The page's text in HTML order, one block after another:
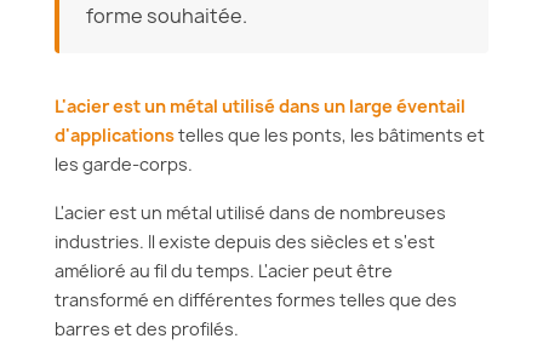
forme souhaitée.
L'acier est un métal utilisé dans un large éventail
d'applicationstelles que les ponts, les bâtiments et
les garde-corps.
L'acier est un métal utilisé dans de nombreuses
industries. Il existe depuis des siècles et s'est
amélioré au fil du temps. L'acier peut être
transformé en différentes formes telles que des
barres et des profilés.